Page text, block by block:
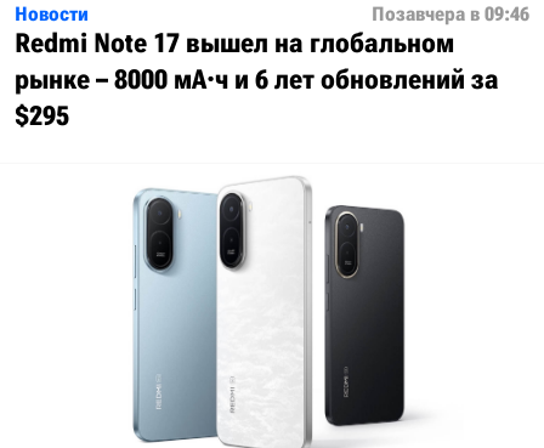
Новости Позавчера в 09:46
Redmi Note 17 вышел на глобальном
рынке – 8000 мА·ч и 6 лет обновлений за
$295